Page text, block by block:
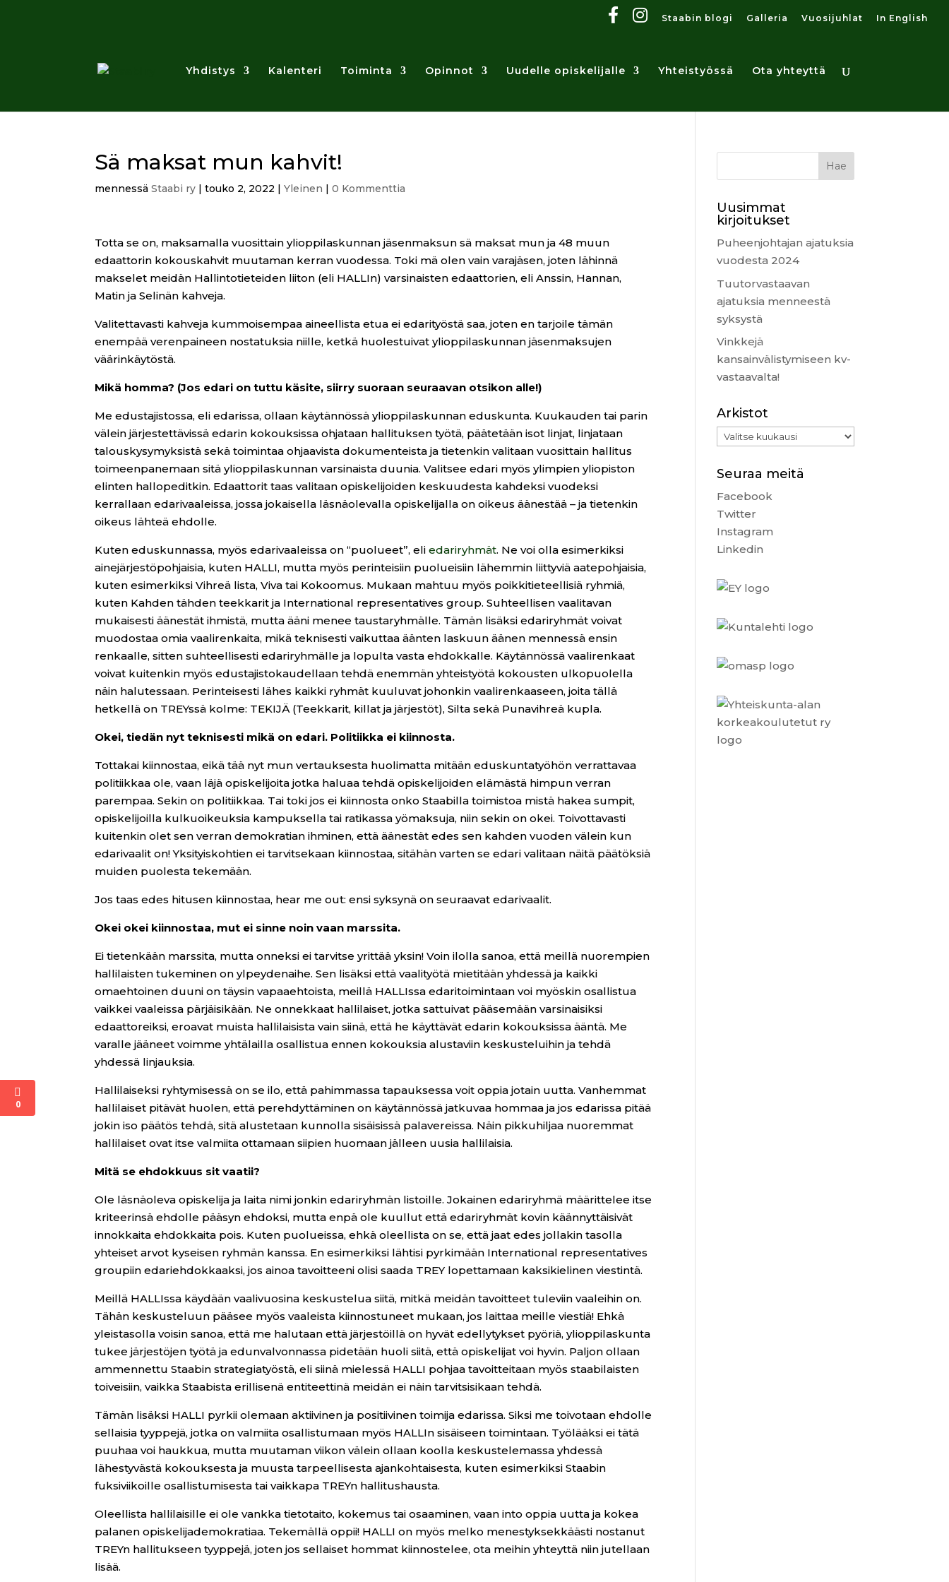
Staabin blogi Galleria Vuosijuhlat In English
Yhdistys Kalenteri Toiminta Opinnot Uudelle opiskelijalle Yhteistyössä Ota yhteyttä
Sä maksat mun kahvit!
mennessäStaabi ry |touko 2, 2022 |Yleinen |0 Kommenttia
Totta se on, maksamalla vuosittain ylioppilaskunnan jäsenmaksun sä maksat mun ja 48 muun
edaattorin kokouskahvit muutaman kerran vuodessa. Toki mä olen vain varajäsen, joten lähinnä
makselet meidän Hallintotieteiden liiton (eli HALLIn) varsinaisten edaattorien, eli Anssin, Hannan,
Matin ja Selinän kahveja.
Valitettavasti kahveja kummoisempaa aineellista etua ei edarityöstä saa, joten en tarjoile tämän
enempää verenpaineen nostatuksia niille, ketkä huolestuivat ylioppilaskunnan jäsenmaksujen
väärinkäytöstä.
Mikä homma? (Jos edari on tuttu käsite, siirry suoraan seuraavan otsikon alle!)
Me edustajistossa, eli edarissa, ollaan käytännössä ylioppilaskunnan eduskunta. Kuukauden tai parin
välein järjestettävissä edarin kokouksissa ohjataan hallituksen työtä, päätetään isot linjat, linjataan
talouskysymyksistä sekä toimintaa ohjaavista dokumenteista ja tietenkin valitaan vuosittain hallitus
toimeenpanemaan sitä ylioppilaskunnan varsinaista duunia. Valitsee edari myös ylimpien yliopiston
elinten hallopeditkin. Edaattorit taas valitaan opiskelijoiden keskuudesta kahdeksi vuodeksi
kerrallaan edarivaaleissa, jossa jokaisella läsnäolevalla opiskelijalla on oikeus äänestää – ja tietenkin
oikeus lähteä ehdolle.
Kuten eduskunnassa, myös edarivaaleissa on “puolueet”, eliedariryhmät. Ne voi olla esimerkiksi
ainejärjestöpohjaisia, kuten HALLI, mutta myös perinteisiin puolueisiin lähemmin liittyviä aatepohjaisia,
kuten esimerkiksi Vihreä lista, Viva tai Kokoomus. Mukaan mahtuu myös poikkitieteellisiä ryhmiä,
kuten Kahden tähden teekkarit ja International representatives group. Suhteellisen vaalitavan
mukaisesti äänestät ihmistä, mutta ääni menee taustaryhmälle. Tämän lisäksi edariryhmät voivat
muodostaa omia vaalirenkaita, mikä teknisesti vaikuttaa äänten laskuun äänen mennessä ensin
renkaalle, sitten suhteellisesti edariryhmälle ja lopulta vasta ehdokkalle. Käytännössä vaalirenkaat
voivat kuitenkin myös edustajistokaudellaan tehdä enemmän yhteistyötä kokousten ulkopuolella
näin halutessaan. Perinteisesti lähes kaikki ryhmät kuuluvat johonkin vaalirenkaaseen, joita tällä
hetkellä on TREYssä kolme: TEKIJÄ (Teekkarit, killat ja järjestöt), Silta sekä Punavihreä kupla.
Okei, tiedän nyt teknisesti mikä on edari. Politiikka ei kiinnosta.
Tottakai kiinnostaa, eikä tää nyt mun vertauksesta huolimatta mitään eduskuntatyöhön verrattavaa
politiikkaa ole, vaan läjä opiskelijoita jotka haluaa tehdä opiskelijoiden elämästä himpun verran
parempaa. Sekin on politiikkaa. Tai toki jos ei kiinnosta onko Staabilla toimistoa mistä hakea sumpit,
opiskelijoilla kulkuoikeuksia kampuksella tai ratikassa yömaksuja, niin sekin on okei. Toivottavasti
kuitenkin olet sen verran demokratian ihminen, että äänestät edes sen kahden vuoden välein kun
edarivaalit on! Yksityiskohtien ei tarvitsekaan kiinnostaa, sitähän varten se edari valitaan näitä päätöksiä
muiden puolesta tekemään.
Jos taas edes hitusen kiinnostaa, hear me out: ensi syksynä on seuraavat edarivaalit.
Okei okei kiinnostaa, mut ei sinne noin vaan marssita.
Ei tietenkään marssita, mutta onneksi ei tarvitse yrittää yksin! Voin ilolla sanoa, että meillä nuorempien
hallilaisten tukeminen on ylpeydenaihe. Sen lisäksi että vaalityötä mietitään yhdessä ja kaikki
omaehtoinen duuni on täysin vapaaehtoista, meillä HALLIssa edaritoimintaan voi myöskin osallistua
vaikkei vaaleissa pärjäisikään. Ne onnekkaat hallilaiset, jotka sattuivat pääsemään varsinaisiksi
edaattoreiksi, eroavat muista hallilaisista vain siinä, että he käyttävät edarin kokouksissa ääntä. Me
varalle jääneet voimme yhtälailla osallistua ennen kokouksia alustaviin keskusteluihin ja tehdä
yhdessä linjauksia.
Hallilaiseksi ryhtymisessä on se ilo, että pahimmassa tapauksessa voit oppia jotain uutta. Vanhemmat
hallilaiset pitävät huolen, että perehdyttäminen on käytännössä jatkuvaa hommaa ja jos edarissa pitää
jokin iso päätös tehdä, sitä alustetaan kunnolla sisäisissä palavereissa. Näin pikkuhiljaa nuoremmat
hallilaiset ovat itse valmiita ottamaan siipien huomaan jälleen uusia hallilaisia.
Mitä se ehdokkuus sit vaatii?
Ole läsnäoleva opiskelija ja laita nimi jonkin edariryhmän listoille. Jokainen edariryhmä määrittelee itse
kriteerinsä ehdolle pääsyn ehdoksi, mutta enpä ole kuullut että edariryhmät kovin käännyttäisivät
innokkaita ehdokkaita pois. Kuten puolueissa, ehkä oleellista on se, että jaat edes jollakin tasolla
yhteiset arvot kyseisen ryhmän kanssa. En esimerkiksi lähtisi pyrkimään International representatives
groupiin edariehdokkaaksi, jos ainoa tavoitteeni olisi saada TREY lopettamaan kaksikielinen viestintä.
Meillä HALLIssa käydään vaalivuosina keskustelua siitä, mitkä meidän tavoitteet tuleviin vaaleihin on.
Tähän keskusteluun pääsee myös vaaleista kiinnostuneet mukaan, jos laittaa meille viestiä! Ehkä
yleistasolla voisin sanoa, että me halutaan että järjestöillä on hyvät edellytykset pyöriä, ylioppilaskunta
tukee järjestöjen työtä ja edunvalvonnassa pidetään huoli siitä, että opiskelijat voi hyvin. Paljon ollaan
ammennettu Staabin strategiatyöstä, eli siinä mielessä HALLI pohjaa tavoitteitaan myös staabilaisten
toiveisiin, vaikka Staabista erillisenä entiteettinä meidän ei näin tarvitsisikaan tehdä.
Tämän lisäksi HALLI pyrkii olemaan aktiivinen ja positiivinen toimija edarissa. Siksi me toivotaan ehdolle
sellaisia tyyppejä, jotka on valmiita osallistumaan myös HALLIn sisäiseen toimintaan. Työlääksi ei tätä
puuhaa voi haukkua, mutta muutaman viikon välein ollaan koolla keskustelemassa yhdessä
lähestyvästä kokouksesta ja muusta tarpeellisesta ajankohtaisesta, kuten esimerkiksi Staabin
fuksiviikoille osallistumisesta tai vaikkapa TREYn hallitushausta.
Oleellista hallilaisille ei ole vankka tietotaito, kokemus tai osaaminen, vaan into oppia uutta ja kokea
palanen opiskelijademokratiaa. Tekemällä oppii! HALLI on myös melko menestyksekkäästi nostanut
TREYn hallitukseen tyyppejä, joten jos sellaiset hommat kiinnostelee, ota meihin yhteyttä niin jutellaan
lisää.
Uusimmat
kirjoitukset
Puheenjohtajan ajatuksia
vuodesta 2024
Tuutorvastaavan
ajatuksia menneestä
syksystä
Vinkkejä
kansainvälistymiseen kv-
vastaavalta!
Arkistot
Arkistot
Seuraa meitä
Facebook
Twitter
Instagram
Linkedin
0